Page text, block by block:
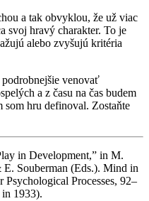
a tak obvyklou, že už viac
svoj hravý charakter. To je
alebo zvyšujú kritéria
venovať
a z času na čas budem
hru definoval. Zostaňte
in Development,” in M.
E. Souberman (Eds.). Mind in
Processes, 92–
1933).